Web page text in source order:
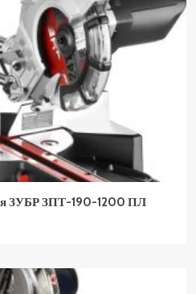
ЗУБР ЗПТ-190-1200 ПЛ